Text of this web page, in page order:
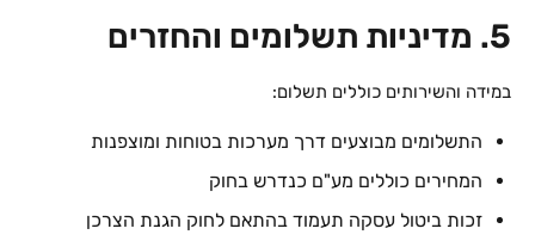
5. מדיניות תשלומים והחזרים
במידה והשירותים כוללים תשלום:
התשלומים מבוצעים דרך מערכות בטוחות ומוצפנות
המחירים כוללים מע"ם כנדרש בחוק
זכות ביטול עסקה תעמוד בהתאם לחוק הגנת הצרכן